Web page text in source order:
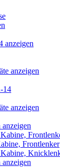
anzeigen
anzeigen
14
anzeigen
Frontlenker